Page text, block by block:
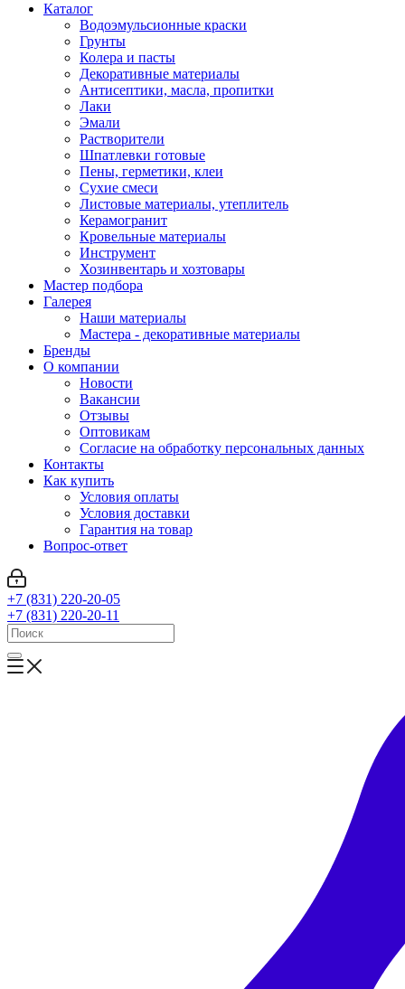
Каталог
Водоэмульсионные краски
Грунты
Колера и пасты
Декоративные материалы
Антисептики, масла, пропитки
Лаки
Эмали
Растворители
Шпатлевки готовые
Пены, герметики, клеи
Сухие смеси
Листовые материалы, утеплитель
Керамогранит
Кровельные материалы
Инструмент
Хозинвентарь и хозтовары
Мастер подбора
Галерея
Наши материалы
Мастера - декоративные материалы
Бренды
О компании
Новости
Вакансии
Отзывы
Оптовикам
Cогласие на обработку персональных данных
Контакты
Как купить
Условия оплаты
Условия доставки
Гарантия на товар
Вопрос-ответ
+7 (831) 220-20-05
+7 (831) 220-20-11